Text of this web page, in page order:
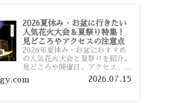
2026夏休み・お盆に行きたい
人気花火大会＆夏祭り特集！
見どころやアクセスの注意点
2026年夏休み・お盆におすすめ
の人気花火大会と夏祭りを紹介。
見どころや開催日、アクセス、混
雑対策、旅行前に知っておきたい
注意点をわかりやすく解説しま
2026.07.15